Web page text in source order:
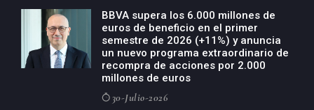
BBVA supera los 6.000 millones de
euros de beneficio en el primer
semestre de 2026 (+11%) y anuncia
un nuevo programa extraordinario de
recompra de acciones por 2.000
millones de euros
30-Julio-2026